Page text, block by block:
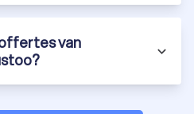
van